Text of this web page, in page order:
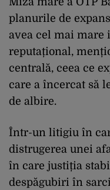
planurile de
avea cel mai mare
reputațional,
centrală, ceea ce
care a încercat să
de albire.
Într-un litigiu în
distrugerea unei
în care justiția
despăgubiri în